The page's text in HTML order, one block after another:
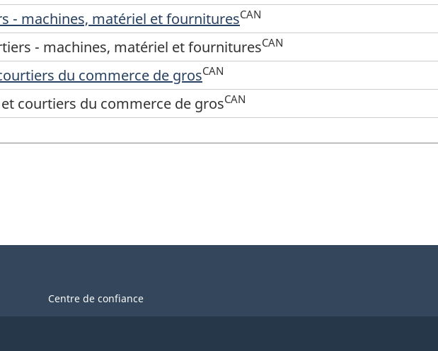
- machines, matériel et fournituresCAN
- machines, matériel et fournituresCAN
du commerce de grosCAN
courtiers du commerce de grosCAN
Centre de confiance